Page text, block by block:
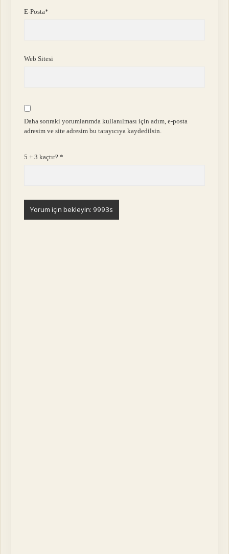
E-Posta*
Web Sitesi
Daha sonraki yorumlarımda kullanılması için adım, e-posta
adresim ve site adresim bu tarayıcıya kaydedilsin.
5 + 3 kaçtır?*